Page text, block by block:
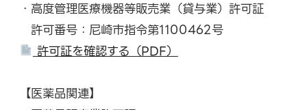
・高度管理医療機器等販売業（貸与業）許可証
許可番号：尼崎市指令第1100462号
許可証を確認する（PDF）
【医薬品関連】